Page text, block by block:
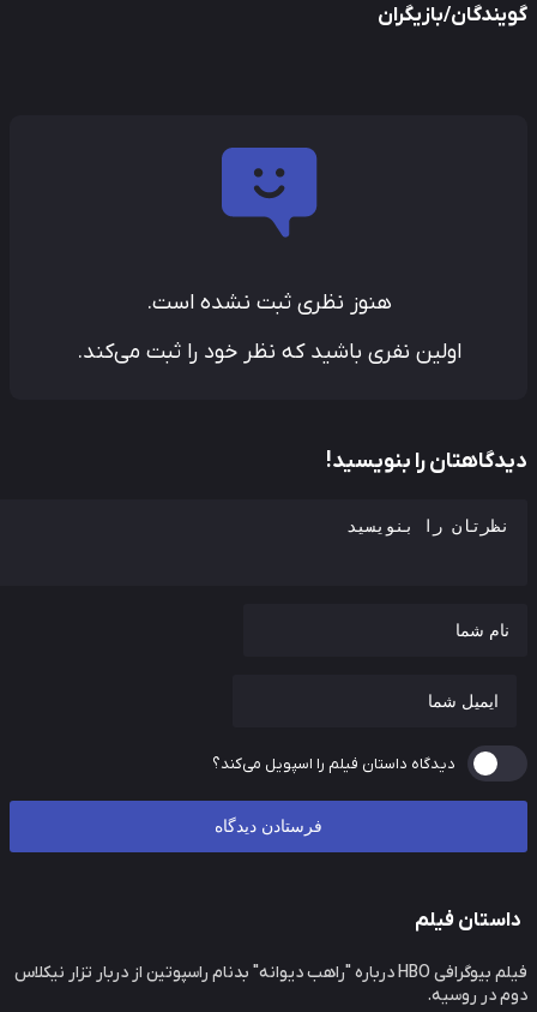
بازیگران
هنوز نظری ثبت نشده است.
اولین نفری باشید که نظر خود را ثبت می‌کند.
را بنویسید!
دیدگاه داستان فیلم را اسپویل می‌کند؟
فیلم
فیلم بیوگرافی HBO درباره "راهب دیوانه" بدنام راسپوتین از دربار تزار نیکلاس
در روسیه.